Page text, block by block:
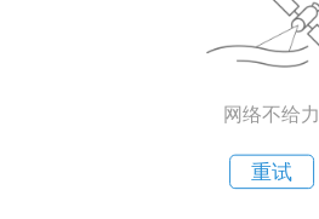
网络不给力
重试